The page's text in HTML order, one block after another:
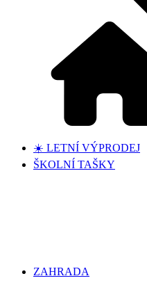
☀️ LETNÍ VÝPRODEJ
ŠKOLNÍ TAŠKY
ZAHRADA